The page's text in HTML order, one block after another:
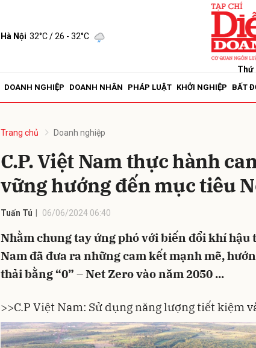
Hà Nội 32°C/ 26 - 32°C
Thứ
DOANH NGHIỆP DOANH NHÂN PHÁP LUẬT KHỞI NGHIỆP BẤT
Trang chủ Doanh nghiệp
C.P. Việt Nam thực hành
vững hướng đến mục tiêu
Tuấn Tú 06/06/2024 06:40
Nhằm chung tay ứng phó với biến đổi khí hậu
Nam đã đưa ra những cam kết mạnh mẽ,
thải bằng “0” – Net Zero vào năm 2050 ...
>>C.P Việt Nam: Sử dụng năng lượng tiết kiệm